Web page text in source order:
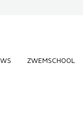
ZWEMSCHOOL